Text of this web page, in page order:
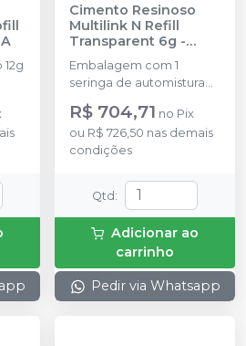
Cimento Resinoso
Multilink N Refill
Transparent 6g -
IVOCLAR
Embalagem com 1
seringa de automistura
R$ 704,71 no Pix
ou R$ 726,50 nas demais
condições
Qtd:
Adicionar ao
carrinho
Pedir via Whatsapp